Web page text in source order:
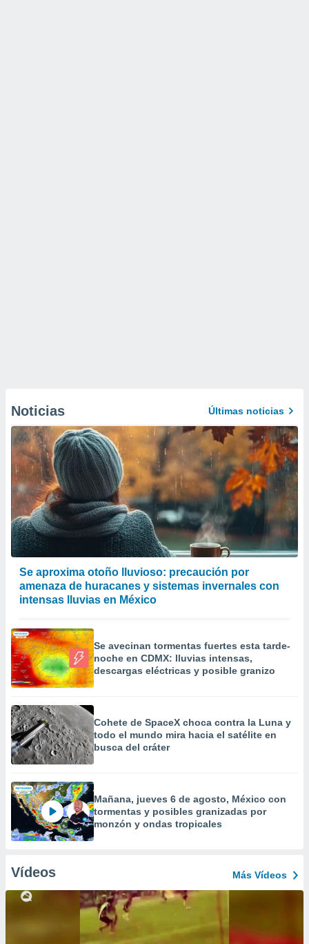
Noticias Últimas noticias
Se aproxima otoño lluvioso: precaución por
amenaza de huracanes y sistemas invernales con
intensas lluvias en México
Se avecinan tormentas fuertes esta tarde-
noche en CDMX: lluvias intensas,
descargas eléctricas y posible granizo
Cohete de SpaceX choca contra la Luna y
todo el mundo mira hacia el satélite en
busca del cráter
Mañana, jueves 6 de agosto, México con
tormentas y posibles granizadas por
monzón y ondas tropicales
Vídeos Más Vídeos